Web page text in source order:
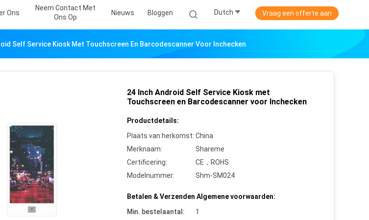
Ons
Neem Contact Met
Ons Op
Nieuws Bloggen Dutch Vraag een offerte aan
Self Service Kiosk Met Touchscreen En Barcodescanner Voor Inchecken
24 Inch Android Self Service Kiosk met
Touchscreen en Barcodescanner voor Inchecken
Productdetails:
Plaats van herkomst: China
Merknaam:
Shareme
Certificering:
CE，ROHS
Modelnummer:
Shm-SM024
Betalen & Verzenden Algemene voorwaarden:
Min. bestelaantal:
1